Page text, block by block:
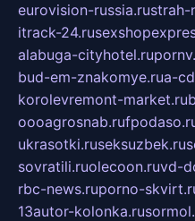
eurovision-russia.rustrah-
itrack-24.ru
alabuga-cityhotel.ru
bud-em-znakomye.rua-
korolevremont-market.ru
oooagrosnab.ru
ukrasotki.ruseksuzbek.ru
sovratili.ruolecoon.ruvd-
rbc-news.ruporno-
13autor-kolonka.ru